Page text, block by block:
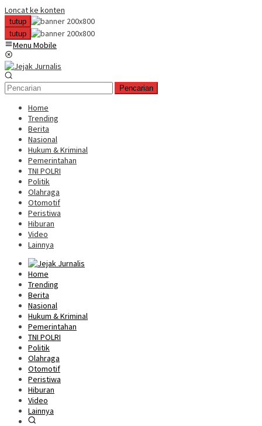
Loncat ke konten
tutup
tutup
Menu Mobile
Pencarian
Home
Trending
Berita
Nasional
Hukum & Kriminal
Pemerintahan
TNI POLRI
Politik
Olahraga
Otomotif
Peristiwa
Hiburan
Video
Lainnya
Home
Trending
Berita
Nasional
Hukum & Kriminal
Pemerintahan
TNI POLRI
Politik
Olahraga
Otomotif
Peristiwa
Hiburan
Video
Lainnya